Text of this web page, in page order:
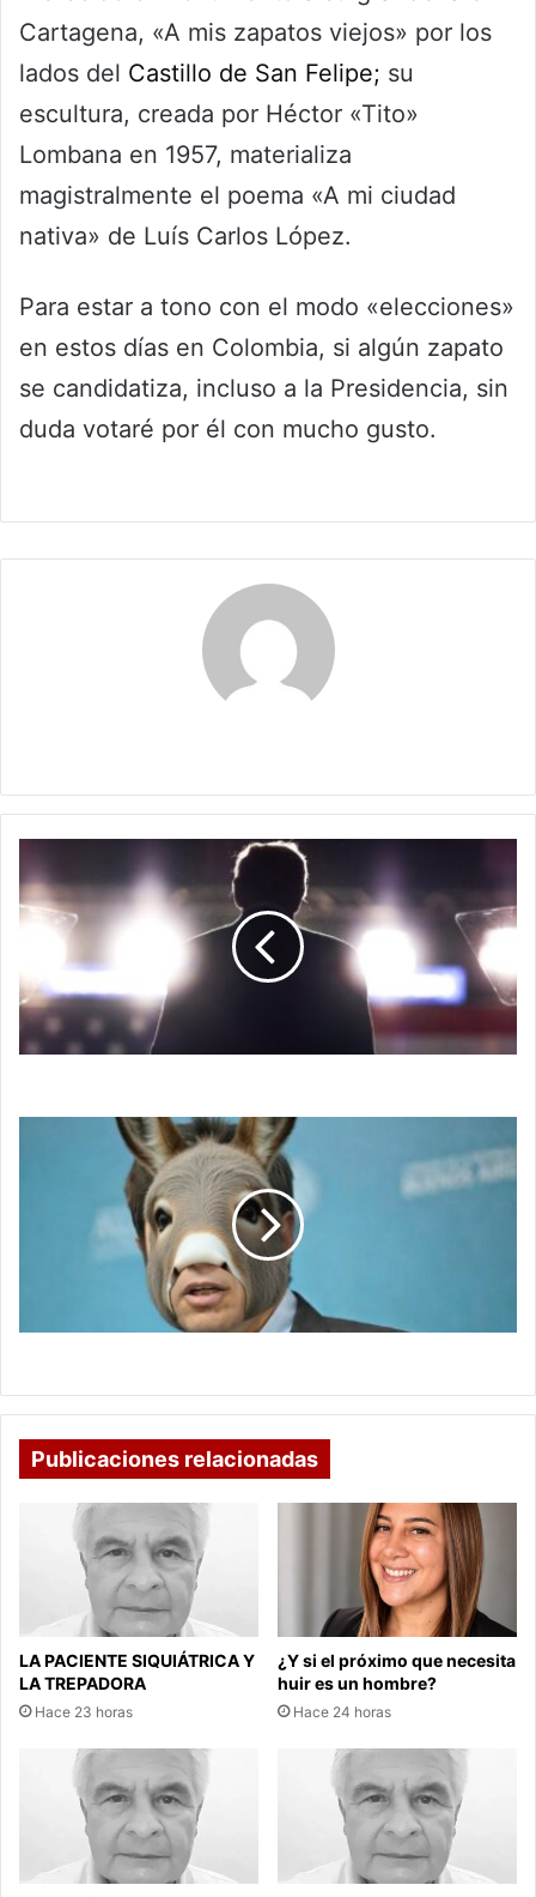
Cartagena, «A mis zapatos viejos» por los
lados del Castillo de San Felipe; su
escultura, creada por Héctor «Tito»
Lombana en 1957, materializa
magistralmente el poema «A mi ciudad
nativa» de Luís Carlos López.
Para estar a tono con el modo «elecciones»
en estos días en Colombia, si algún zapato
se candidatiza, incluso a la Presidencia, sin
duda votaré por él con mucho gusto.
ESTADO
DE
LA
DE THERIANPOLÍTICA
Publicaciones relacionadas
LA PACIENTE SIQUIÁTRICA Y
LA TREPADORA
Hace 23 horas
¿Y si el próximo que necesita
huir es un hombre?
Hace 24 horas